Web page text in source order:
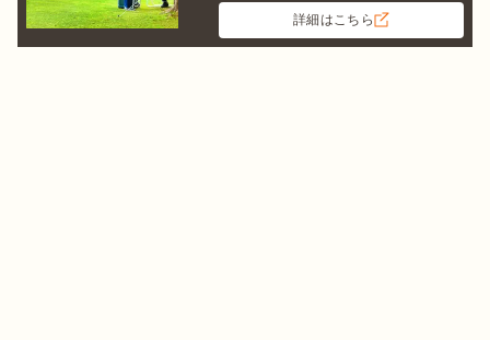
詳細はこちら